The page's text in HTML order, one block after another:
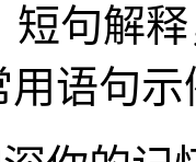
短句解
语句示